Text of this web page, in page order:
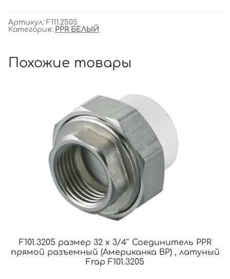
Артикул: F111.2505
Категория: PPR БЕЛЫЙ
Похожие товары
F101.3205 размер 32 x 3/4″ Соединитель PPR
прямой разъемный (Американка ВР) , латуный
Frap F101.3205